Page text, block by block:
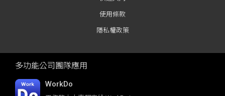
使用條款
隱私權政策
多功能公司團隊應用
WorkDo